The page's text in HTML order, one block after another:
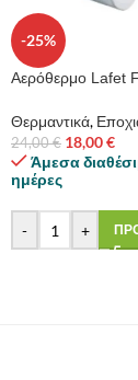
-25%
Αερόθερμο Lafet
Θερμαντικά,
24,00€ 18,00€
Άμεσα
ημέρες
- +